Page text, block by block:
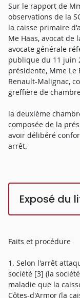
Sur le rapport de
observations de la
la caisse primaire
Me Haas, avocat de
avocate générale
publique du 11 juin
présidente, Mme
Renault-Malignac,
greffière de
la deuxième
composée de la
avoir délibéré
arrêt.
Exposé du
Faits et procédure
1. Selon l'arrêt
société [3] (la
maladie que la
Côtes-d'Armor (la